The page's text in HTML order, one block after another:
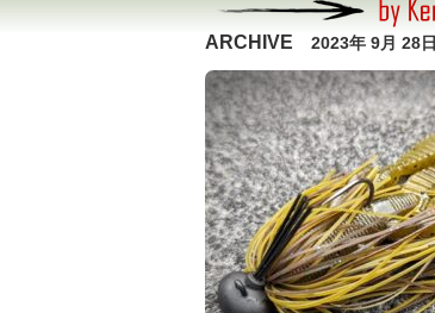
ARCHIVE 2023年 9月 28日